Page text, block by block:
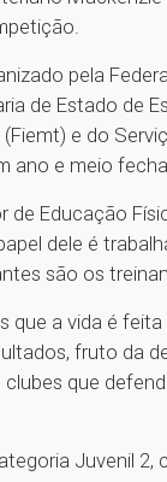
pela
de Estado de
e do
ano e meio
de Educação
dele é
são os
que a vida é
fruto da
que
Juvenil